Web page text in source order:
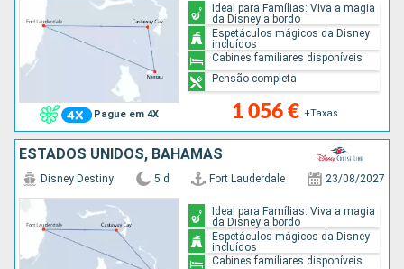
Pague em 4X 1 056 € +Taxas
Ideal para Famílias: Viva a magia
da Disney a bordo
Espetáculos mágicos da Disney
incluídos
Cabines familiares disponíveis
Pensão completa
ESTADOS UNIDOS, BAHAMAS
Disney Destiny 5 d Fort Lauderdale 23/08/2027
Ideal para Famílias: Viva a magia
da Disney a bordo
Espetáculos mágicos da Disney
incluídos
Cabines familiares disponíveis